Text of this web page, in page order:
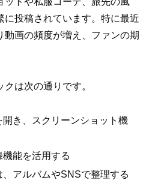
に投稿されています。特に最近
動画の頻度が増え、ファンの期
は次の通りです。
き、スクリーンショット機
能を活用する
アルバムやSNSで整理する